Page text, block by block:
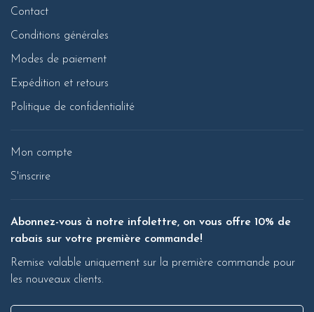
Contact
Conditions générales
Modes de paiement
Expédition et retours
Politique de confidentialité
Mon compte
S'inscrire
Abonnez-vous à notre infolettre, on vous offre 10% de
rabais sur votre première commande!
Remise valable uniquement sur la première commande pour
les nouveaux clients.